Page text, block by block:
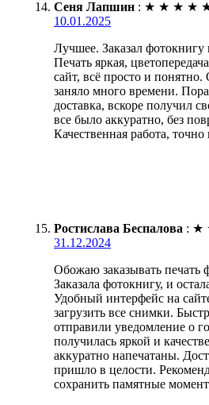
Сеня Лапшин : ★ ★ ★ ★
10.01.2025
Лучшее. Заказал фотокнигу
Печать яркая,
сайт, всё просто и
заняло много времени.
доставка, вскоре получил
все было аккуратно, без
Качественная работа, точно
Ростислава Беспалова : ★
31.12.2024
Обожаю заказывать печать
Заказала фотокнигу, и
Удобный интерфейс на
загрузить все снимки.
отправили уведомление о
получилась яркой и
аккуратно напечатаны.
пришло в целости.
сохранить памятные